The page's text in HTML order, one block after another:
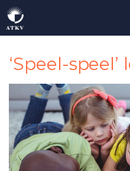
Neem Deel
Taalgenoot
Sluit Aan
‘Speel-